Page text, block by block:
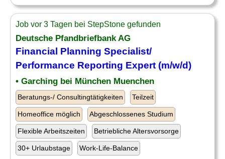
Job vor 3 Tagen bei StepStone gefunden
Deutsche Pfandbriefbank AG
Financial Planning Specialist/
Performance Reporting Expert (m/w/d)
• Garching bei München Muenchen
Beratungs-/ Consultingtätigkeiten Teilzeit
Homeoffice möglich Abgeschlossenes Studium
Flexible Arbeitszeiten Betriebliche Altersvorsorge
30+ Urlaubstage Work-Life-Balance